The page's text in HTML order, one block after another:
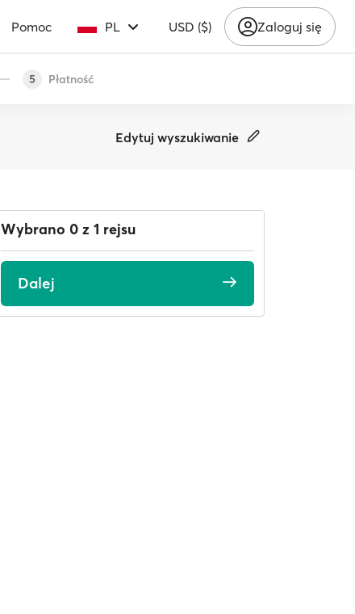
Pomoc PL USD ($) Zaloguj się
5 Płatność
Edytuj wyszukiwanie
Wybrano 0 z 1 rejsu
Dalej